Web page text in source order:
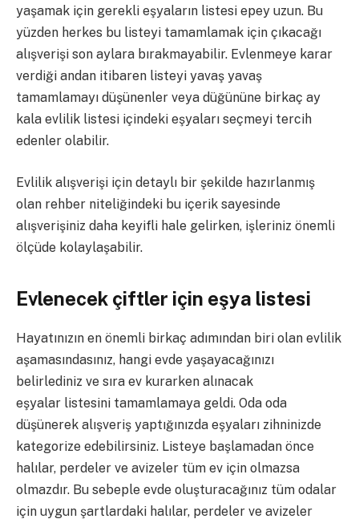
yaşamak için gerekli eşyaların listesi epey uzun. Bu
yüzden herkes bu listeyi tamamlamak için çıkacağı
alışverişi son aylara bırakmayabilir. Evlenmeye karar
verdiği andan itibaren listeyi yavaş yavaş
tamamlamayı düşünenler veya düğününe birkaç ay
kala evlilik listesi içindeki eşyaları seçmeyi tercih
edenler olabilir.
Evlilik alışverişi için detaylı bir şekilde hazırlanmış
olan rehber niteliğindeki bu içerik sayesinde
alışverişiniz daha keyifli hale gelirken, işleriniz önemli
ölçüde kolaylaşabilir.
Evlenecek çiftler için eşya listesi
Hayatınızın en önemli birkaç adımından biri olan evlilik
aşamasındasınız, hangi evde yaşayacağınızı
belirlediniz ve sıra ev kurarken alınacak
eşyalar listesini tamamlamaya geldi. Oda oda
düşünerek alışveriş yaptığınızda eşyaları zihninizde
kategorize edebilirsiniz. Listeye başlamadan önce
halılar, perdeler ve avizeler tüm ev için olmazsa
olmazdır. Bu sebeple evde oluşturacağınız tüm odalar
için uygun şartlardaki halılar, perdeler ve avizeler